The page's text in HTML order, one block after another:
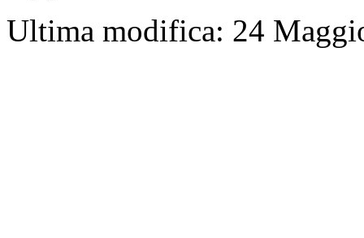
Ultima modifica: 24